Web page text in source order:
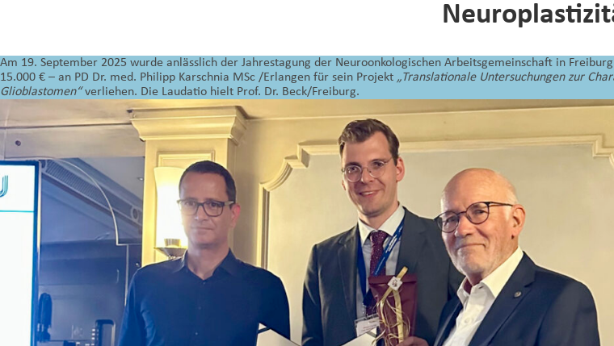
Am 19. September 2025 wurde anlässlich der Jahrestagung der Neuroonkologischen Arbeitsgemeinschaft in
15.000 € – an PD Dr. med. Philipp Karschnia MSc /Erlangen für sein Projekt „Translationale Untersuchungen zur
Glioblastomen“verliehen. Die Laudatio hielt Prof. Dr. Beck/Freiburg.